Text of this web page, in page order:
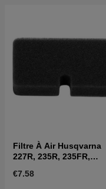
Filtre À Air Husqvarna
227R, 235R, 235FR,
€7.58